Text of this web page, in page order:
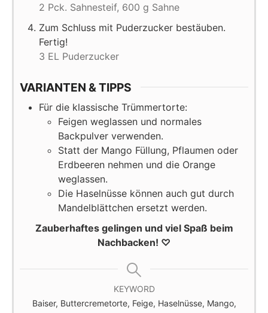
2 Pck. Sahnesteif, 600 g Sahne
Zum Schluss mit Puderzucker bestäuben.
Fertig!
3 EL Puderzucker
VARIANTEN & TIPPS
Für die klassische Trümmertorte:
Feigen weglassen und normales
Backpulver verwenden.
Statt der Mango Füllung, Pflaumen oder
Erdbeeren nehmen und die Orange
weglassen.
Die Haselnüsse können auch gut durch
Mandelblättchen ersetzt werden.
Zauberhaftes gelingen und viel Spaß beim
Nachbacken! ♡
KEYWORD
Baiser, Buttercremetorte, Feige, Haselnüsse, Mango,